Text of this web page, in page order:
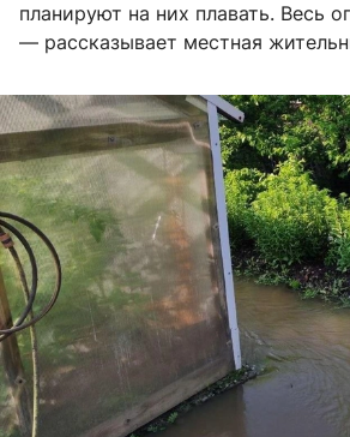
планируют на них плавать. Весь
— рассказывает местная